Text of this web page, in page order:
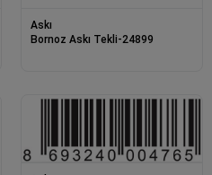
Askı
Bornoz Askı Tekli-24899